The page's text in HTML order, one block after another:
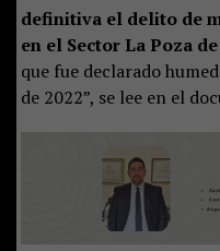
definitiva el delito de
en el Sector La Poza
que fue declarado
de 2022”, se lee en el